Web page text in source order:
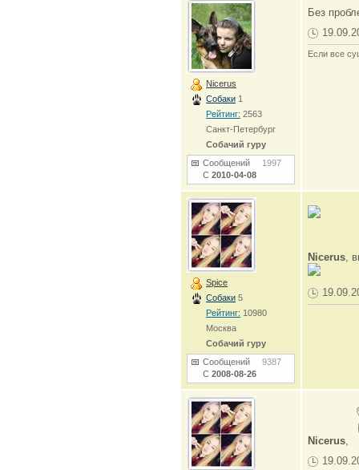
Nicerus
Собаки 1
Рейтинг: 2563
Санкт-Петербург
Собачий гуру
Сообщений 1997
С 2010-04-08
Без
Если все
Spice
Собаки 5
Рейтинг: 10980
Москва
Собачий гуру
Сообщений 9387
С 2008-08-26
Nicerus,
Nicerus,